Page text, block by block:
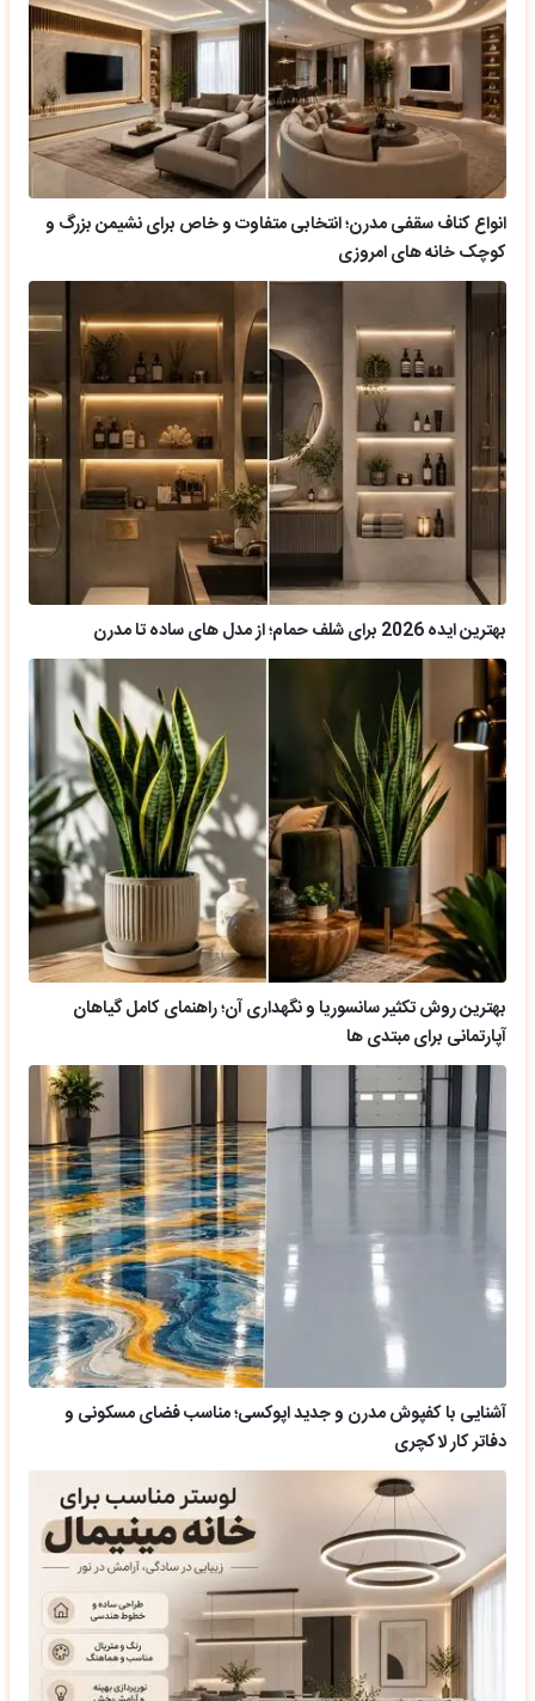
انواع کناف سقفی مدرن؛ انتخابی متفاوت و خاص برای نشیمن بزرگ و
کوچک خانه های امروزی
بهترین ایده 2026 برای شلف حمام؛ از مدل های ساده تا مدرن
بهترین روش تکثیر سانسوریا و نگهداری آن؛ راهنمای کامل گیاهان
آپارتمانی برای مبتدی ها
آشنایی با کفپوش مدرن و جدید اپوکسی؛ مناسب فضای مسکونی و
دفاتر کار لاکچری